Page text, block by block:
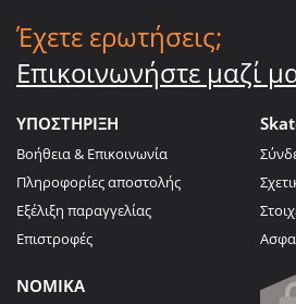
Έχετε ερωτήσεις;
Επικοινωνήστε μαζί
ΥΠΟΣΤΗΡΙΞΗ
Βοήθεια & Επικοινωνία
Πληροφορίες αποστολής
Εξέλιξη παραγγελίας
Επιστροφές
ΝΟΜΙΚΑ